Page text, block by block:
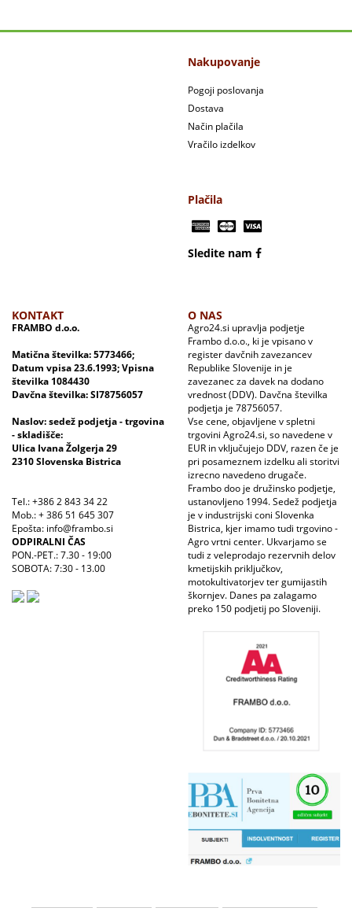
Nakupovanje
Pogoji poslovanja
Dostava
Način plačila
Vračilo izdelkov
Plačila
Sledite nam
KONTAKT
FRAMBO d.o.o.
Matična številka: 5773466;
Datum vpisa 23.6.1993; Vpisna
številka 1084430
Davčna številka: SI78756057
Naslov: sedež podjetja - trgovina
- skladišče:
Ulica Ivana Žolgerja 29
2310 Slovenska Bistrica
Tel.: +386 2 843 34 22
Mob.: + 386 51 645 307
Epošta: info@frambo.si
ODPIRALNI ČAS
PON.-PET.: 7.30 - 19:00
SOBOTA: 7:30 - 13.00
O NAS
Agro24.si upravlja podjetje
Frambo d.o.o., ki je vpisano v
register davčnih zavezancev
Republike Slovenije in je
zavezanec za davek na dodano
vrednost (DDV). Davčna številka
podjetja je 78756057.
Vse cene, objavljene v spletni
trgovini Agro24.si, so navedene v
EUR in vključujejo DDV, razen če je
pri posameznem izdelku ali storitvi
izrecno navedeno drugače.
Frambo doo je družinsko podjetje,
ustanovljeno 1994. Sedež podjetja
je v industrijski coni Slovenka
Bistrica, kjer imamo tudi trgovino -
Agro vrtni center. Ukvarjamo se
tudi z veleprodajo rezervnih delov
kmetijskih priključkov,
motokultivatorjev ter gumijastih
škornjev. Danes pa zalagamo
preko 150 podjetij po Sloveniji.